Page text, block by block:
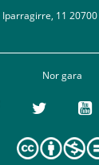
Iparragirre, 11 20700
Nor gara